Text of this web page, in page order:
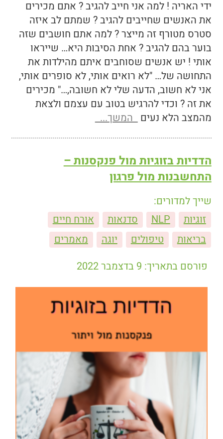
ידי האריה ! למה אני חייב להגיב ? אתם מכירים
את האנשים שחייבים להגיב ? שמתם לב איזה
סטרס מטורף זה מייצר ? למה אתם חושבים שזה
בוער בהם להגיב ? אחת הסיבות היא… שייראו
אותי ! יש אנשים שסוחבים איתם מהילדות את
התחושה של… "לא רואים אותי, לא סופרים אותי,
אני לא חשוב, הדעה שלי לא חשובה,…" מכירים
את זה ? וכדי להרגיש בטוב עם עצמם ולצאת
מהמצב הלא נעים המשך...
הדדיות בזוגיות מול פנקסנות –
התחשבנות מול פרגון
שייך למדורים:
זוגיות
NLP סדנאות
אורח חיים
בריאות
טיפולים יוגה
מאמרים
פורסם בתאריך: 9 בדצמבר 2022